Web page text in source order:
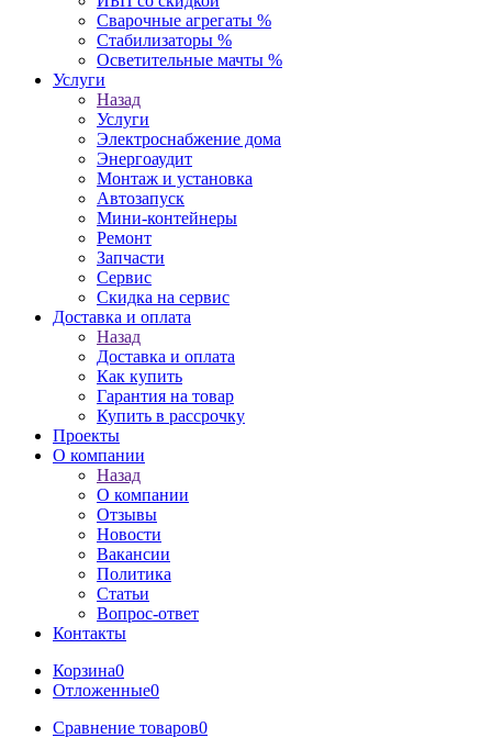
Сварочные агрегаты %
Стабилизаторы %
Осветительные мачты %
Услуги
Назад
Услуги
Электроснабжение дома
Энергоаудит
Монтаж и установка
Автозапуск
Мини-контейнеры
Ремонт
Запчасти
Сервис
Скидка на сервис
Доставка и оплата
Назад
Доставка и оплата
Как купить
Гарантия на товар
Купить в рассрочку
Проекты
О компании
Назад
О компании
Отзывы
Новости
Вакансии
Политика
Статьи
Вопрос-ответ
Контакты
Корзина0
Отложенные0
Сравнение товаров0